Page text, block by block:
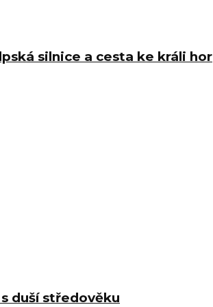
silnice a cesta ke králi hor
duší středověku